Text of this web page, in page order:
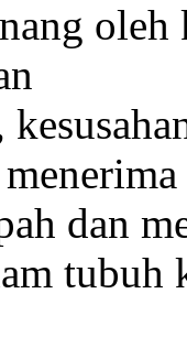
dan
tubuh